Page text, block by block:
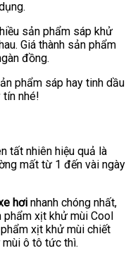
sản phẩm sáp khử
Giá thành sản phẩm
đồng.
phẩm sáp hay tinh dầu
tín nhé!
tất nhiên hiệu quả là
mất từ 1 đến vài ngày
hơi nhanh chóng nhất,
phẩm xịt khử mùi Cool
xịt khử mùi chiết
ô tô tức thì.